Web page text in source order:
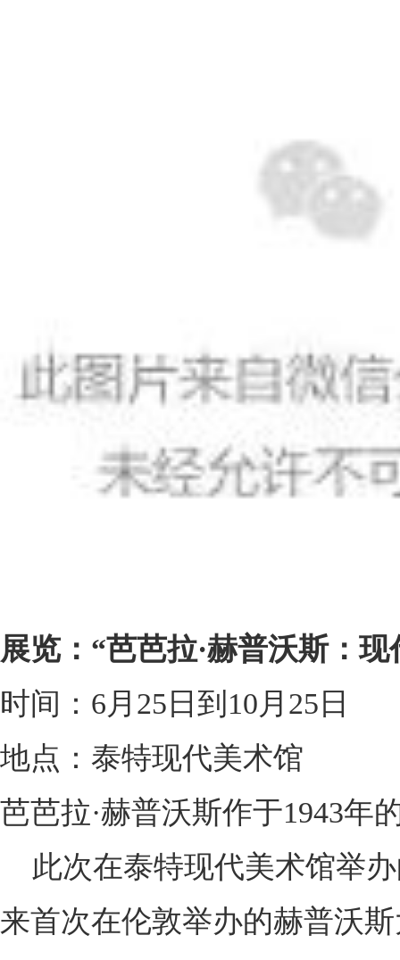
展览：“芭芭拉·赫普沃斯：
时间：6月25日到10月25日
地点：泰特现代美术馆
芭芭拉·赫普沃斯作于1943年
此次在泰特现代美术馆举办
来首次在伦敦举办的赫普沃